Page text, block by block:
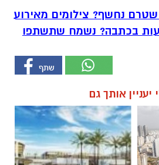
נחשף? צילומים מאירוע
בכתבה? נשמח שתשתפו
יעניין אותך גם